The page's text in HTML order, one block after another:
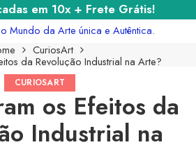
em 10x + Frete Grátis!
Mundo da Arte única e Autêntica.
CuriosArt
da Revolução Industrial na Arte?
CURIOSART
os Efeitos da
Industrial na